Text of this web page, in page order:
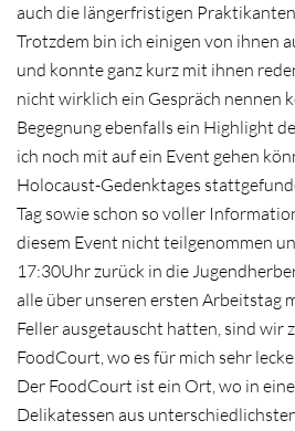
auch die längerfristigen
Trotzdem bin ich einigen von ihnen
und konnte ganz kurz mit ihnen
nicht wirklich ein Gespräch nennen
Begegnung ebenfalls ein Highlight
ich noch mit auf ein Event gehen
Holocaust-Gedenktages
Tag sowie schon so voller
diesem Event nicht teilgenommen
17:30Uhr zurück in die
alle über unseren ersten Arbeitstag
Feller ausgetauscht hatten, sind wir
FoodCourt, wo es für mich sehr
Der FoodCourt ist ein Ort, wo in
Delikatessen aus